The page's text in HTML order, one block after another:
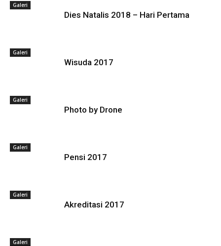
Galeri
Dies Natalis 2018 – Hari Pertama
Galeri
Wisuda 2017
Galeri
Photo by Drone
Galeri
Pensi 2017
Galeri
Akreditasi 2017
Galeri